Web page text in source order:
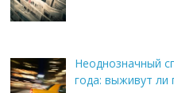
Неоднозначный
года: выживут ли